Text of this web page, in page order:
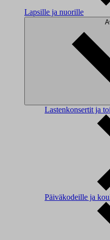
Lapsille ja nuorille
Lastenkonsertit ja
Päiväkodeille ja